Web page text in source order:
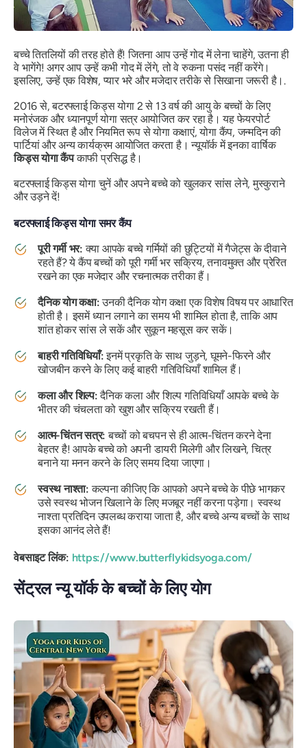
बच्चे तितलियों की तरह होते हैं! जितना आप उन्हें गोद में लेना चाहेंगे, उतना ही
वे भागेंगे! अगर आप उन्हें कभी गोद में लेंगे, तो वे रुकना पसंद नहीं करेंगे।
इसलिए, उन्हें एक विशेष, प्यार भरे और मजेदार तरीके से सिखाना जरूरी है।.
2016 से, बटरफ्लाई किड्स योगा 2 से 13 वर्ष की आयु के बच्चों के लिए
मनोरंजक और ध्यानपूर्ण योगा सत्र आयोजित कर रहा है। यह फेयरपोर्ट
विलेज में स्थित है और नियमित रूप से योगा कक्षाएं, योगा कैंप, जन्मदिन की
पार्टियां और अन्य कार्यक्रम आयोजित करता है। न्यूयॉर्क में इनका वार्षिक
किड्स योगा कैंपकाफी प्रसिद्ध है।
बटरफ्लाई किड्स योगा चुनें और अपने बच्चे को खुलकर सांस लेने, मुस्कुराने
और उड़ने दें!
बटरफ्लाई किड्स योगा समर कैंप
पूरी गर्मी भर:क्या आपके बच्चे गर्मियों की छुट्टियों में गैजेट्स के दीवाने
रहते हैं? ये कैंप बच्चों को पूरी गर्मी भर सक्रिय, तनावमुक्त और प्रेरित
रखने का एक मजेदार और रचनात्मक तरीका हैं।
दैनिक योग कक्षा:उनकी दैनिक योग कक्षा एक विशेष विषय पर आधारित
होती है। इसमें ध्यान लगाने का समय भी शामिल होता है, ताकि आप
शांत होकर सांस ले सकें और सुकून महसूस कर सकें।
बाहरी गतिविधियाँ:इनमें प्रकृति के साथ जुड़ने, घूमने-फिरने और
खोजबीन करने के लिए कई बाहरी गतिविधियाँ शामिल हैं।
कला और शिल्प:दैनिक कला और शिल्प गतिविधियाँ आपके बच्चे के
भीतर की चंचलता को खुश और सक्रिय रखती हैं।
आत्म-चिंतन सत्र: बच्चों को बचपन से ही आत्म-चिंतन करने देना
बेहतर है! आपके बच्चे को अपनी डायरी मिलेगी और लिखने, चित्र
बनाने या मनन करने के लिए समय दिया जाएगा।
स्वस्थ नाश्ता: कल्पना कीजिए कि आपको अपने बच्चे के पीछे भागकर
उसे स्वस्थ भोजन खिलाने के लिए मजबूर नहीं करना पड़ेगा। स्वस्थ
नाश्ता प्रतिदिन उपलब्ध कराया जाता है, और बच्चे अन्य बच्चों के साथ
इसका आनंद लेते हैं!
वेबसाइट लिंक: https://www.butterflykidsyoga.com/
सेंट्रल न्यू यॉर्क के बच्चों के लिए योग